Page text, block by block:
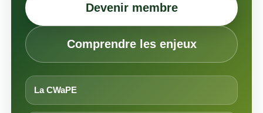
Devenir membre
Comprendre les enjeux
La CWaPE